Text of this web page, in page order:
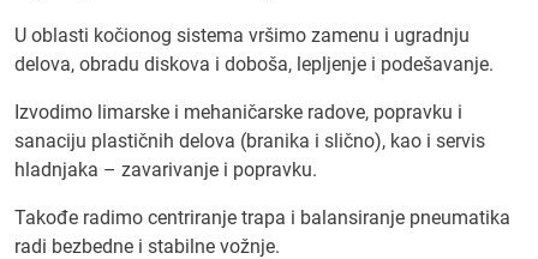
U oblasti kočionog sistema vršimo zamenu i ugradnju
delova, obradu diskova i doboša, lepljenje i podešavanje.
Izvodimo limarske i mehaničarske radove, popravku i
sanaciju plastičnih delova (branika i slično), kao i servis
hladnjaka – zavarivanje i popravku.
Takođe radimo centriranje trapa i balansiranje pneumatika
radi bezbedne i stabilne vožnje.